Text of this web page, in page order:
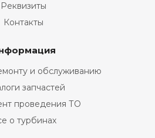
Реквизиты
Контакты
и обслуживанию
запчастей
проведения ТО
о турбинах